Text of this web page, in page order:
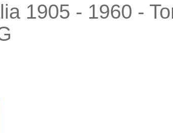
1905 - 1960 -